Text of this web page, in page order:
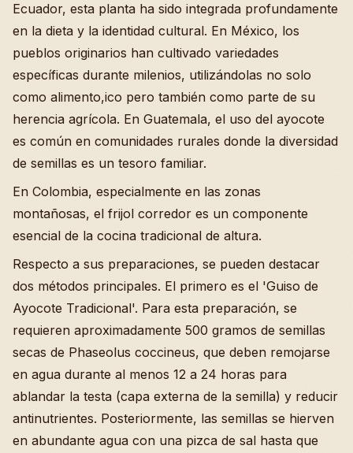
Ecuador, esta planta ha sido integrada profundamente
en la dieta y la identidad cultural. En México, los
pueblos originarios han cultivado variedades
específicas durante milenios, utilizándolas no solo
como alimento,ico pero también como parte de su
herencia agrícola. En Guatemala, el uso del ayocote
es común en comunidades rurales donde la diversidad
de semillas es un tesoro familiar.
En Colombia, especialmente en las zonas
montañosas, el frijol corredor es un componente
esencial de la cocina tradicional de altura.
Respecto a sus preparaciones, se pueden destacar
dos métodos principales. El primero es el 'Guiso de
Ayocote Tradicional'. Para esta preparación, se
requieren aproximadamente 500 gramos de semillas
secas de Phaseolus coccineus, que deben remojarse
en agua durante al menos 12 a 24 horas para
ablandar la testa (capa externa de la semilla) y reducir
antinutrientes. Posteriormente, las semillas se hierven
en abundante agua con una pizca de sal hasta que